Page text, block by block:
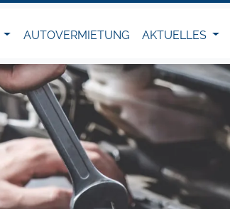
AUTOVERMIETUNG AKTUELLES